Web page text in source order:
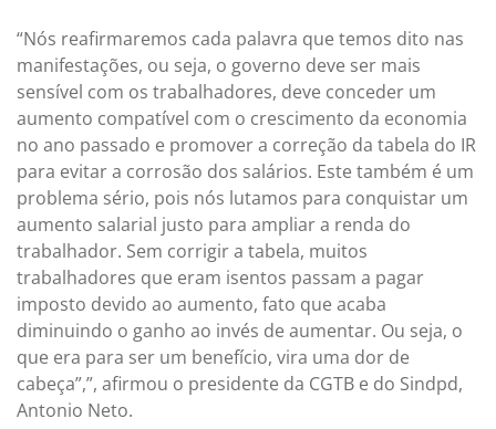
“Nós reafirmaremos cada palavra que temos dito nas
manifestações, ou seja, o governo deve ser mais
sensível com os trabalhadores, deve conceder um
aumento compatível com o crescimento da economia
no ano passado e promover a correção da tabela do IR
para evitar a corrosão dos salários. Este também é um
problema sério, pois nós lutamos para conquistar um
aumento salarial justo para ampliar a renda do
trabalhador. Sem corrigir a tabela, muitos
trabalhadores que eram isentos passam a pagar
imposto devido ao aumento, fato que acaba
diminuindo o ganho ao invés de aumentar. Ou seja, o
que era para ser um benefício, vira uma dor de
cabeça”,”, afirmou o presidente da CGTB e do Sindpd,
Antonio Neto.